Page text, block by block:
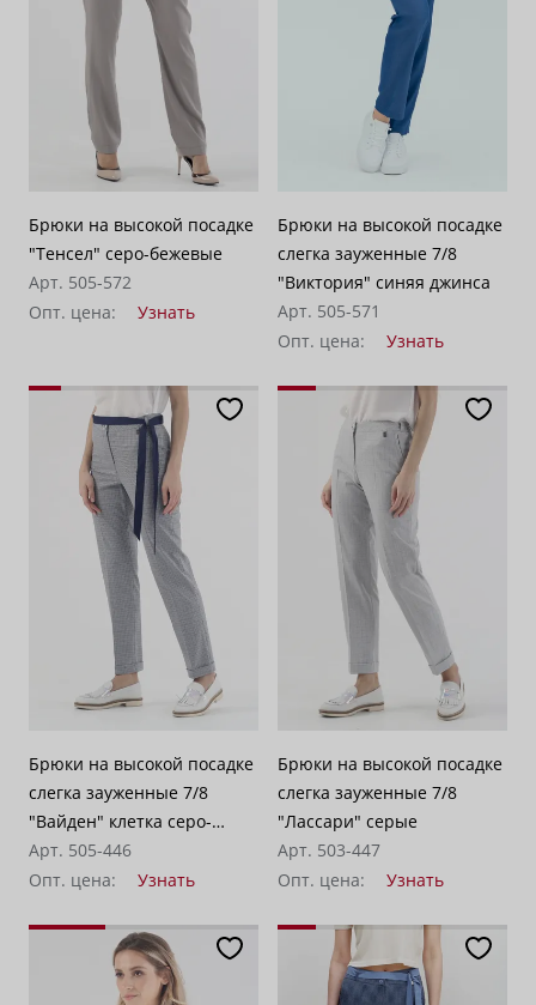
Брюки на высокой посадке
"Тенсел" серо-бежевые
Арт. 505-572
Опт. цена:
Узнать
Брюки на высокой посадке
слегка зауженные 7/8
"Виктория" синяя джинса
Арт. 505-571
Опт. цена:
Узнать
Брюки на высокой посадке
слегка зауженные 7/8
"Вайден" клетка серо-
голубая
Арт. 505-446
Опт. цена:
Узнать
Брюки на высокой посадке
слегка зауженные 7/8
"Лассари" серые
Арт. 503-447
Опт. цена:
Узнать